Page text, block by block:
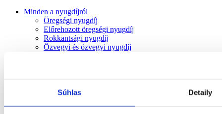
Súhlas Detaily
Minden a nyugdíjról
Öregségi nyugdíj
Előrehozott öregségi nyugdíj
Rokkantsági nyugdíj
Özvegyi és özvegyi nyugdíj
Segítség otthon
Gondoskodó létesítmények